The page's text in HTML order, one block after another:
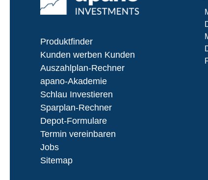
Produktfinder
Kunden werben Kunden
Auszahlplan-Rechner
apano-Akademie
Schlau Investieren
Sparplan-Rechner
Depot-Formulare
Termin vereinbaren
Jobs
Sitemap